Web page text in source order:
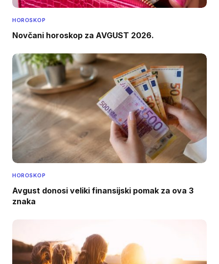
HOROSKOP
Novčani horoskop za AVGUST 2026.
HOROSKOP
Avgust donosi veliki finansijski pomak za ova 3
znaka